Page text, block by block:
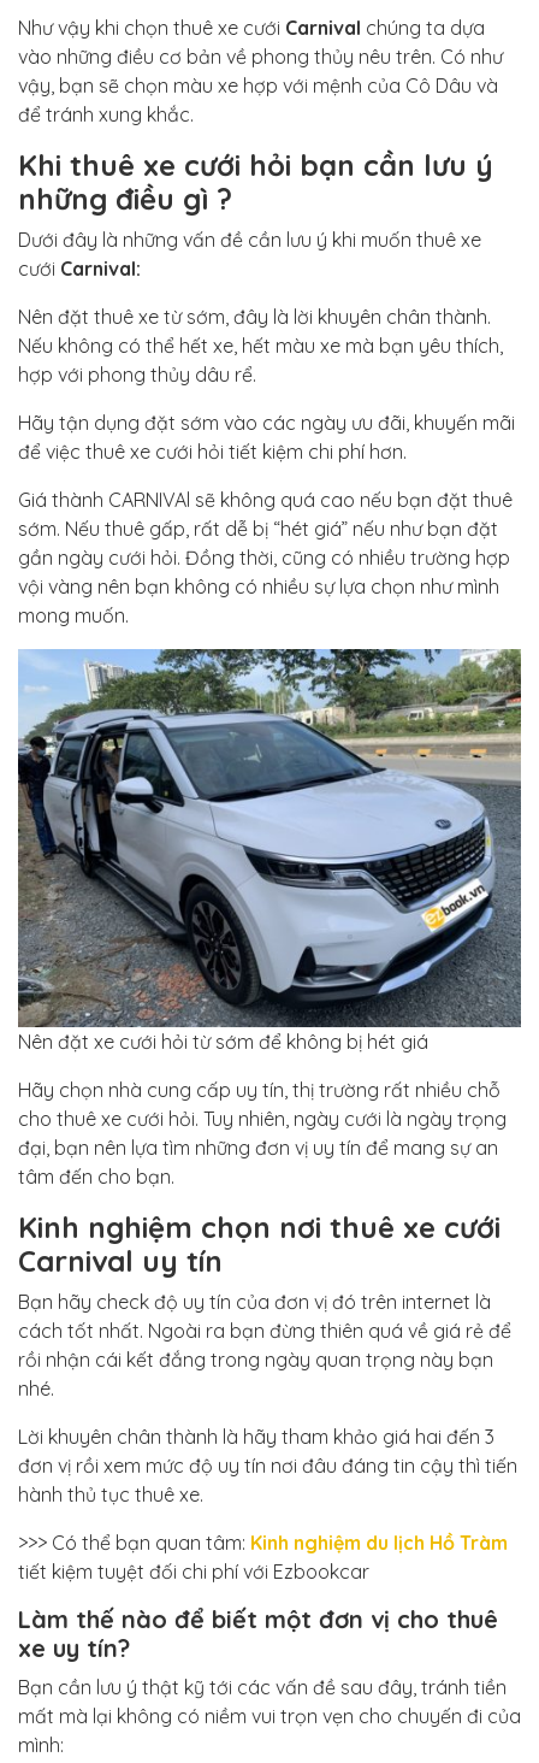
Như vậy khi chọn thuê xe cưới Carnival chúng ta dựa
vào những điều cơ bản về phong thủy nêu trên. Có như
vậy, bạn sẽ chọn màu xe hợp với mệnh của Cô Dâu và
để tránh xung khắc.
Khi thuê xe cưới hỏi bạn cần lưu ý
những điều gì ?
Dưới đây là những vấn đề cần lưu ý khi muốn thuê xe
cưới Carnival:
Nên đặt thuê xe từ sớm, đây là lời khuyên chân thành.
Nếu không có thể hết xe, hết màu xe mà bạn yêu thích,
hợp với phong thủy dâu rể.
Hãy tận dụng đặt sớm vào các ngày ưu đãi, khuyến mãi
để việc thuê xe cưới hỏi tiết kiệm chi phí hơn.
Giá thành CARNIVAl sẽ không quá cao nếu bạn đặt thuê
sớm. Nếu thuê gấp, rất dễ bị “hét giá” nếu như bạn đặt
gần ngày cưới hỏi. Đồng thời, cũng có nhiều trường hợp
vội vàng nên bạn không có nhiều sự lựa chọn như mình
mong muốn.
Nên đặt xe cưới hỏi từ sớm để không bị hét giá
Hãy chọn nhà cung cấp uy tín, thị trường rất nhiều chỗ
cho thuê xe cưới hỏi. Tuy nhiên, ngày cưới là ngày trọng
đại, bạn nên lựa tìm những đơn vị uy tín để mang sự an
tâm đến cho bạn.
Kinh nghiệm chọn nơi thuê xe cưới
Carnival uy tín
Bạn hãy check độ uy tín của đơn vị đó trên internet là
cách tốt nhất. Ngoài ra bạn đừng thiên quá về giá rẻ để
rồi nhận cái kết đắng trong ngày quan trọng này bạn
nhé.
Lời khuyên chân thành là hãy tham khảo giá hai đến 3
đơn vị rồi xem mức độ uy tín nơi đâu đáng tin cậy thì tiến
hành thủ tục thuê xe.
>>> Có thể bạn quan tâm: Kinh nghiệm du lịch Hồ Tràm
tiết kiệm tuyệt đối chi phí với Ezbookcar
Làm thế nào để biết một đơn vị cho thuê
xe uy tín?
Bạn cần lưu ý thật kỹ tới các vấn đề sau đây, tránh tiền
mất mà lại không có niềm vui trọn vẹn cho chuyến đi của
mình: